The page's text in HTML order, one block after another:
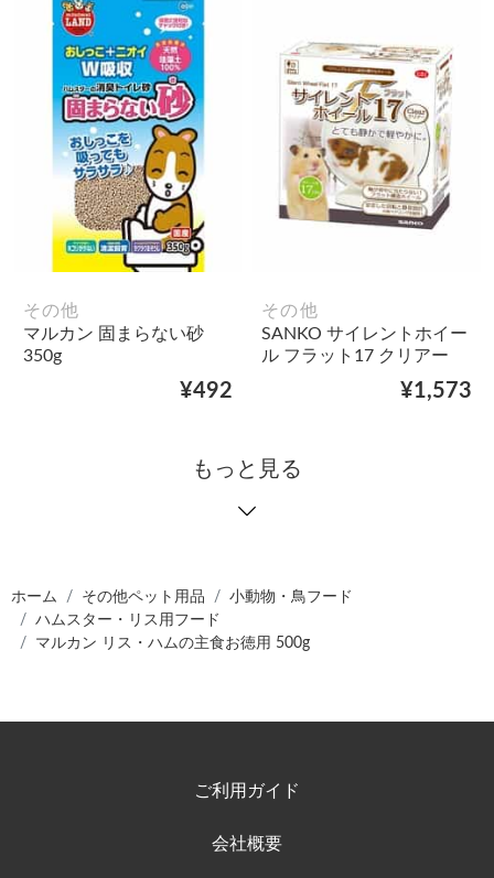
その他
マルカン 固まらない砂
350g
¥492
その他
SANKO サイレントホイー
ル フラット17 クリアー
¥1,573
もっと見る
ホーム その他ペット用品
小動物・鳥フード
ハムスター・リス用フード
マルカン リス・ハムの主食お徳用 500g
ご利用ガイド
会社概要